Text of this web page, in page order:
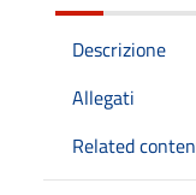
Descrizione
Allegati
Related